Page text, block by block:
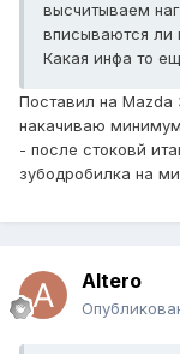
высчитываем
вписываются ли
Какая инфа то
Поставил на Mazda
накачиваю
- после стоковй
зубодробилка на
Altero